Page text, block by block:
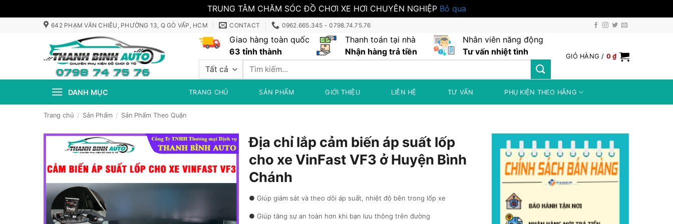
TRUNG TÂM CHĂM SÓC ĐỒ CHƠI XE HƠI CHUYÊN NGHIỆP Bỏ qua
642 PHẠM VĂN CHIÊU, PHƯỜNG 13, Q GÒ VẤP, HCM CONTACT 0962.665.345 - 0798.74.75.76
Giao hàng toàn quốc
63 tỉnh thành
Thanh toán tại nhà
Nhận hàng trả tiền
Nhân viên năng động
Tư vấn nhiệt tình
Tìm
GIỎ HÀNG / 0₫
DANH MỤC TRANG CHỦ SẢN PHẨM GIỚI THIỆU LIÊN HỆ TƯ VẤN PHỤ KIỆN THEO HÃNG
Trang chủ / Sản Phẩm / Sản Phẩm Theo Quận
Địa chỉ lắp cảm biến áp suất lốp
cho xe VinFast VF3 ở Huyện Bình
Chánh
● Giúp giám sát và theo dõi áp suất, nhiệt độ bên trong lốp xe
● Giúp tăng sự an toàn hơn khi bạn lưu thông trên đường